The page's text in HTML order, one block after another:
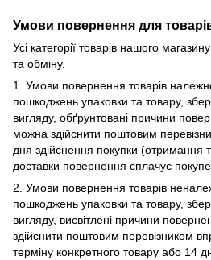
Умови повернення для
Усі категорії товарів нашого
та обміну.
1. Умови повернення товарів
пошкоджень упаковки та товару,
вигляду, обґрунтовані причини
можна здійснити поштовим
дня здійснення покупки (отримання
доставки повернення сплачує
2. Умови повернення товарів
пошкоджень упаковки та товару,
вигляду, висвітлені причини
здійснити поштовим перевізником
терміну конкретного товару або 14